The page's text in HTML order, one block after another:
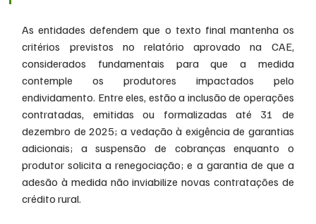
As entidades defendem que o texto final mantenha os
critérios previstos no relatório aprovado na CAE,
considerados fundamentais para que a medida
contemple os produtores impactados pelo
endividamento. Entre eles, estão a inclusão de operações
contratadas, emitidas ou formalizadas até 31 de
dezembro de 2025; a vedação à exigência de garantias
adicionais; a suspensão de cobranças enquanto o
produtor solicita a renegociação; e a garantia de que a
adesão à medida não inviabilize novas contratações de
crédito rural.